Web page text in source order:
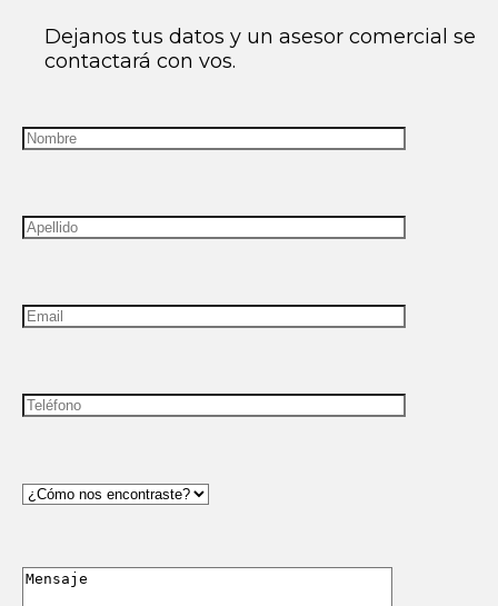
Dejanos tus datos y un asesor comercial se
contactará con vos.